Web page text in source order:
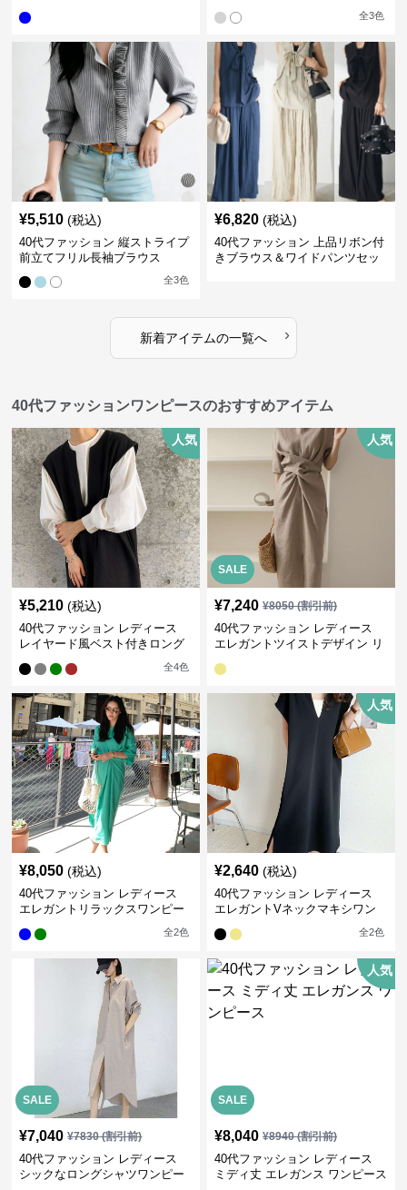
全3色
¥5,510 (税込)
40代ファッション 縦ストライプ
前立てフリル長袖ブラウス
全3色
¥6,820 (税込)
40代ファッション 上品リボン付
きブラウス＆ワイドパンツセッ
新着アイテムの一覧へ ›
40代ファッションワンピースのおすすめアイテム
人気
¥5,210 (税込)
40代ファッション レディース
レイヤード風ベスト付きロング
全4色
SALE
人気
¥7,240 ¥8050(割引前)
40代ファッション レディース
エレガントツイストデザイン リ
¥8,050 (税込)
40代ファッション レディース
エレガントリラックスワンピー
全2色
人気
¥2,640 (税込)
40代ファッション レディース
エレガントVネックマキシワン
全2色
SALE
¥7,040 ¥7830(割引前)
40代ファッション レディース
シックなロングシャツワンピー
SALE
人気
¥8,040 ¥8940(割引前)
40代ファッション レディース
ミディ丈 エレガンス ワンピース